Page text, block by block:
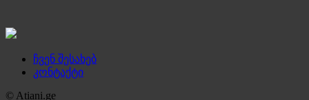
ჩვენ შესახებ
კონტაქტი
© Atiani.ge